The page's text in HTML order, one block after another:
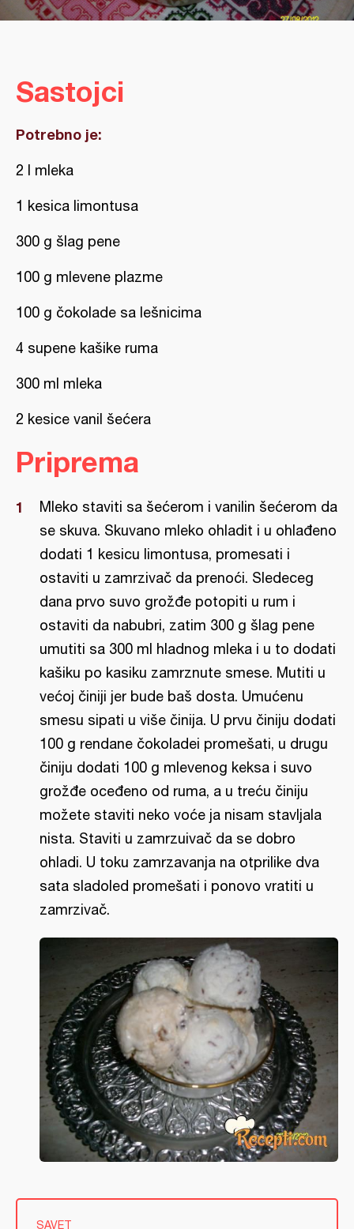
Sastojci
Potrebno je:
2 l mleka
1 kesica limontusa
300 g šlag pene
100 g mlevene plazme
100 g čokolade sa lešnicima
4 supene kašike ruma
300 ml mleka
2 kesice vanil šećera
Priprema
Mleko staviti sa šećerom i vanilin šećerom da
se skuva. Skuvano mleko ohladit i u ohlađeno
dodati 1 kesicu limontusa, promesati i
ostaviti u zamrzivač da prenoći. Sledeceg
dana prvo suvo grožđe potopiti u rum i
ostaviti da nabubri, zatim 300 g šlag pene
umutiti sa 300 ml hladnog mleka i u to dodati
kašiku po kasiku zamrznute smese. Mutiti u
većoj činiji jer bude baš dosta. Umućenu
smesu sipati u više činija. U prvu činiju dodati
100 g rendane čokoladei promešati, u drugu
činiju dodati 100 g mlevenog keksa i suvo
grožđe oceđeno od ruma, a u treću činiju
možete staviti neko voće ja nisam stavljala
nista. Staviti u zamrzuivač da se dobro
ohladi. U toku zamrzavanja na otprilike dva
sata sladoled promešati i ponovo vratiti u
zamrzivač.
SAVET